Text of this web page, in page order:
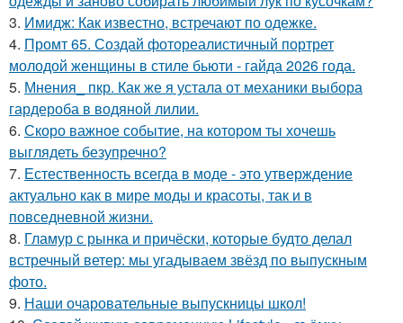
3. Имидж: Как известно, встречают по одежке.
4. Промт 65. Создай фотореалистичный портрет
молодой женщины в стиле бьюти - гайда 2026 года.
5. Мнения_ пкр. Как же я устала от механики выбора
гардероба в водяной лилии.
6. Скоро важное событие, на котором ты хочешь
выглядеть безупречно?
7. Естественность всегда в моде - это утверждение
актуально как в мире моды и красоты, так и в
повседневной жизни.
8. Гламур с рынка и причёски, которые будто делал
встречный ветер: мы угадываем звёзд по выпускным
фото.
9. Наши очаровательные выпускницы школ!